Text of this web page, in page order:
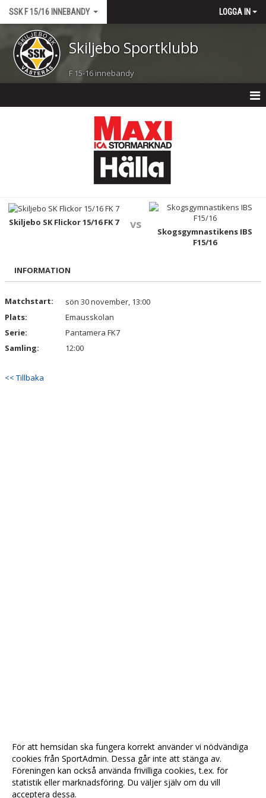
SSK F 15/16 INNEBANDY LOGGA IN
Skiljebo Sportklubb
F 15-16 innebandy
TRUPPEN
DOKUMENT
Skiljebo SK Flickor 15/16 FK 7 vs
Skogsgymnastikens IBS
F15/16
INFORMATION
Matchstart:
sön 30 november, 13:00
Plats:
Emausskolan
Serie:
Pantamera FK7
Samling:
12:00
<< Tillbaka
För att hemsidan ska fungera korrekt använder vi nödvändiga
cookies från SportAdmin. Dessa går inte att stänga av.
Föreningen kan också använda frivilliga cookies, t.ex. för
statistik eller marknadsföring. Du väljer själv om du vill
acceptera dessa.